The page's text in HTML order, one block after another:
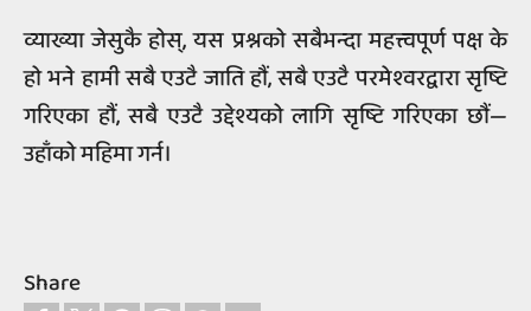
व्याख्या जेसुकै होस्, यस प्रश्नको सबैभन्दा महत्त्वपूर्ण पक्ष के
हो भने हामी सबै एउटै जाति हौं, सबै एउटै परमेश्‍वरद्वारा सृष्टि
गरिएका हौं, सबै एउटै उद्देश्यको लागि सृष्टि गरिएका छौं—
उहाँको महिमा गर्न।
Share